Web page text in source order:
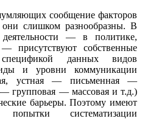
сообщение факторов
слишком разнообразны. В
— в политике,
присутствуют собственные
данных видов
и уровни коммуникации
устная — письменная —
групповая — массовая и т.д.)
барьеры. Поэтому имеют
систематизации